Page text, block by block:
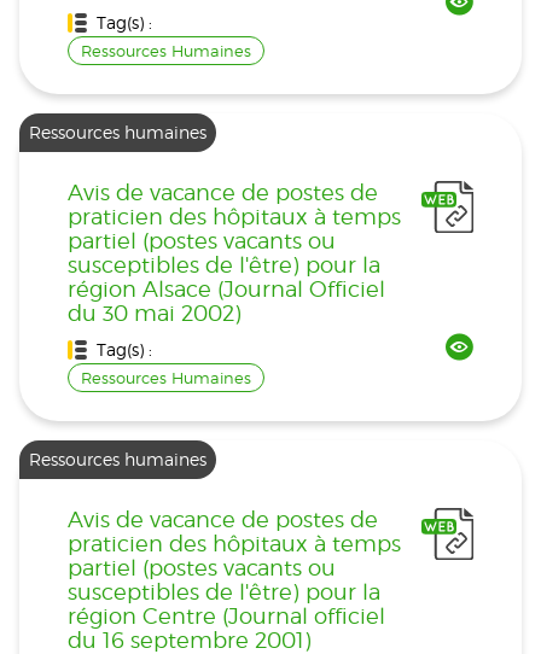
Tag(s) :
Ressources Humaines
Ressources humaines
Avis de vacance de postes de
praticien des hôpitaux à temps
partiel (postes vacants ou
susceptibles de l'être) pour la
région Alsace (Journal Officiel
du 30 mai 2002)
Tag(s) :
Ressources Humaines
Ressources humaines
Avis de vacance de postes de
praticien des hôpitaux à temps
partiel (postes vacants ou
susceptibles de l'être) pour la
région Centre (Journal officiel
du 16 septembre 2001)